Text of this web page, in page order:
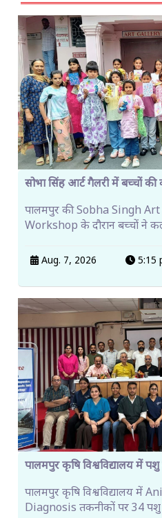
सोभा सिंह आर्ट गैलरी में बच्चों की
पालमपुर की Sobha Singh
Workshop के दौरान बच्चों ने
Aug. 7, 2026 5:15
पालमपुर कृषि विश्वविद्यालय में पशु
पालमपुर कृषि विश्वविद्यालय
Diagnosis तकनीकों पर 34 पशु